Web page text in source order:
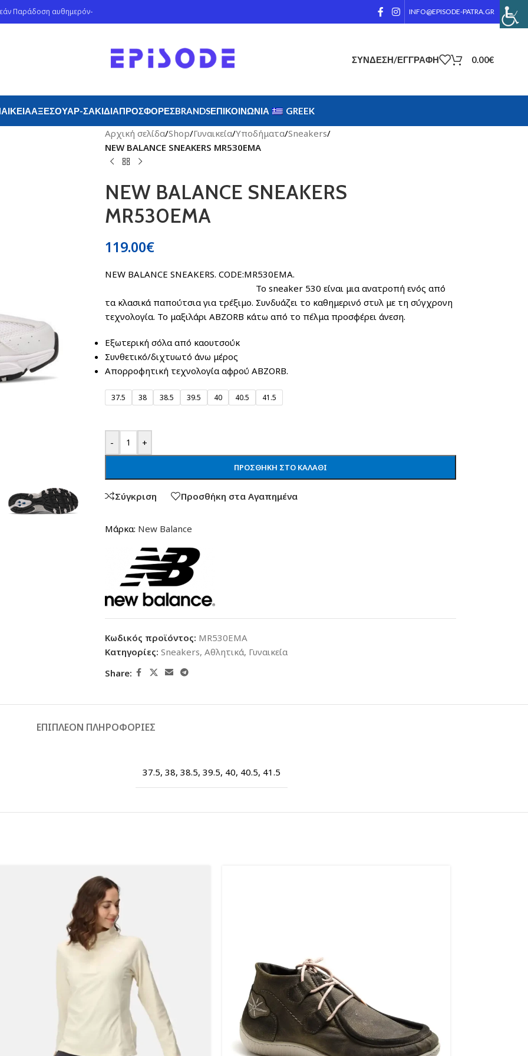
Παράδοση αυθημερόν- INFO@EPISODE-PATRA.GR
ΣΎΝΔΕΣΗ/ΕΓΓΡΑΦΉ 0.00€
ΑΞΕΣΟΥΆΡ-ΣΑΚΊΔΙΑΠΡΟΣΦΟΡΈΣBRANDSΕΠΙΚΟΙΝΩΝΊΑ GREEK
Αρχική σελίδα/Shop/Γυναικεία/Υποδήματα/Sneakers/
NEW BALANCE SNEAKERS MR530EMA
NEW BALANCE SNEAKERS
MR530EMA
119.00€
NEW BALANCE SNEAKERS. CODE:MR530EMA.
Το sneaker 530 είναι μια ανατροπή ενός από
τα κλασικά παπούτσια για τρέξιμο. Συνδυάζει το καθημερινό στυλ με τη σύγχρονη
τεχνολογία. Το μαξιλάρι ABZORB κάτω από το πέλμα προσφέρει άνεση.
Εξωτερική σόλα από καουτσούκ
Συνθετικό/διχτυωτό άνω μέρος
Απορροφητική τεχνολογία αφρού ABZORB.
37.5 38 38.5 39.5 40 40.5 41.5
- +
ΠΡΟΣΘΉΚΗ ΣΤΟ ΚΑΛΆΘΙ
Σύγκριση Προσθήκη στα Αγαπημένα
Μάρκα: New Balance
Κωδικός προϊόντος: MR530EMA
Κατηγορίες: Sneakers, Αθλητικά, Γυναικεία
Share:
ΕΠΙΠΛΈΟΝ ΠΛΗΡΟΦΟΡΊΕΣ
37.5, 38, 38.5, 39.5, 40, 40.5, 41.5